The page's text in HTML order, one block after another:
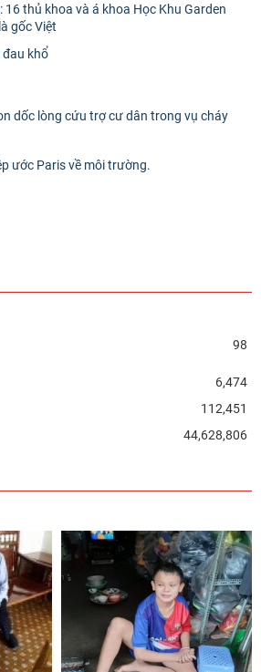
16 thủ khoa và á khoa Học Khu Garden
gốc Việt
đau khổ
dốc lòng cứu trợ cư dân trong vụ cháy
ước Paris về môi trường.
98
6,474
112,451
44,628,806